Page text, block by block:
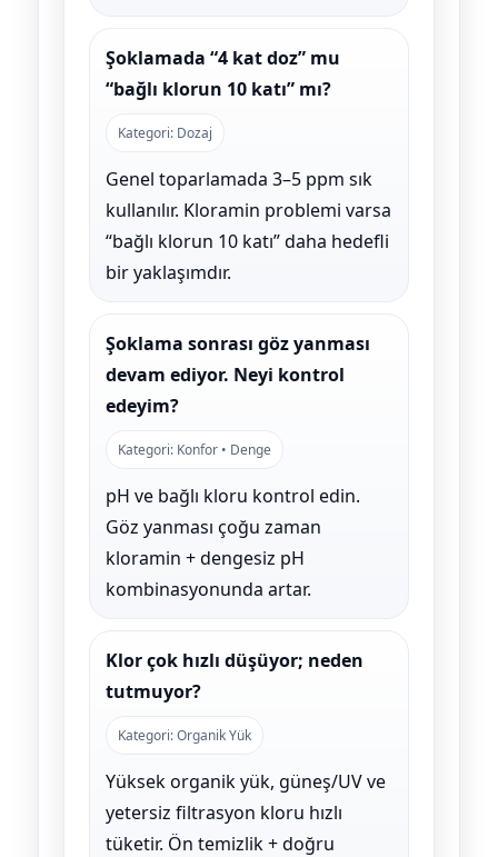
Şoklamada “4 kat doz” mu
“bağlı klorun 10 katı” mı?
Kategori: Dozaj
Genel toparlamada 3–5 ppm sık
kullanılır. Kloramin problemi varsa
“bağlı klorun 10 katı” daha hedefli
bir yaklaşımdır.
Şoklama sonrası göz yanması
devam ediyor. Neyi kontrol
edeyim?
Kategori: Konfor • Denge
pH ve bağlı kloru kontrol edin.
Göz yanması çoğu zaman
kloramin + dengesiz pH
kombinasyonunda artar.
Klor çok hızlı düşüyor; neden
tutmuyor?
Kategori: Organik Yük
Yüksek organik yük, güneş/UV ve
yetersiz filtrasyon kloru hızlı
tüketir. Ön temizlik + doğru